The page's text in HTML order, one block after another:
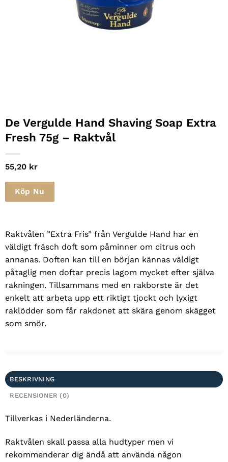
De Vergulde Hand Shaving Soap Extra
Fresh 75g – Raktvål
55,20 kr
Köp Nu
Raktvålen ”Extra Fris” från Vergulde Hand har en
väldigt fräsch doft som påminner om citrus och
annanas. Doften kan till en början kännas väldigt
påtaglig men doftar precis lagom mycket efter själva
rakningen. Tillsammans med en rakborste är det
enkelt att arbeta upp ett riktigt tjockt och lyxigt
raklödder som får rakdonet att skära genom skägget
som smör.
BESKRIVNING
RECENSIONER (0)
Tillverkas i Nederländerna.
Raktvålen skall passa alla hudtyper men vi
rekommenderar dig ändå att använda någon